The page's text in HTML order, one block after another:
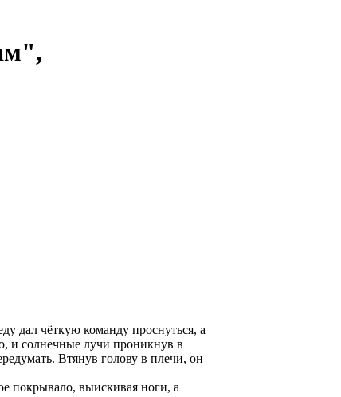
дал чёткую команду проснуться, а
и солнечные лучи проникнув в
Втянув голову в плечи, он
покрывало, выискивая ноги, а